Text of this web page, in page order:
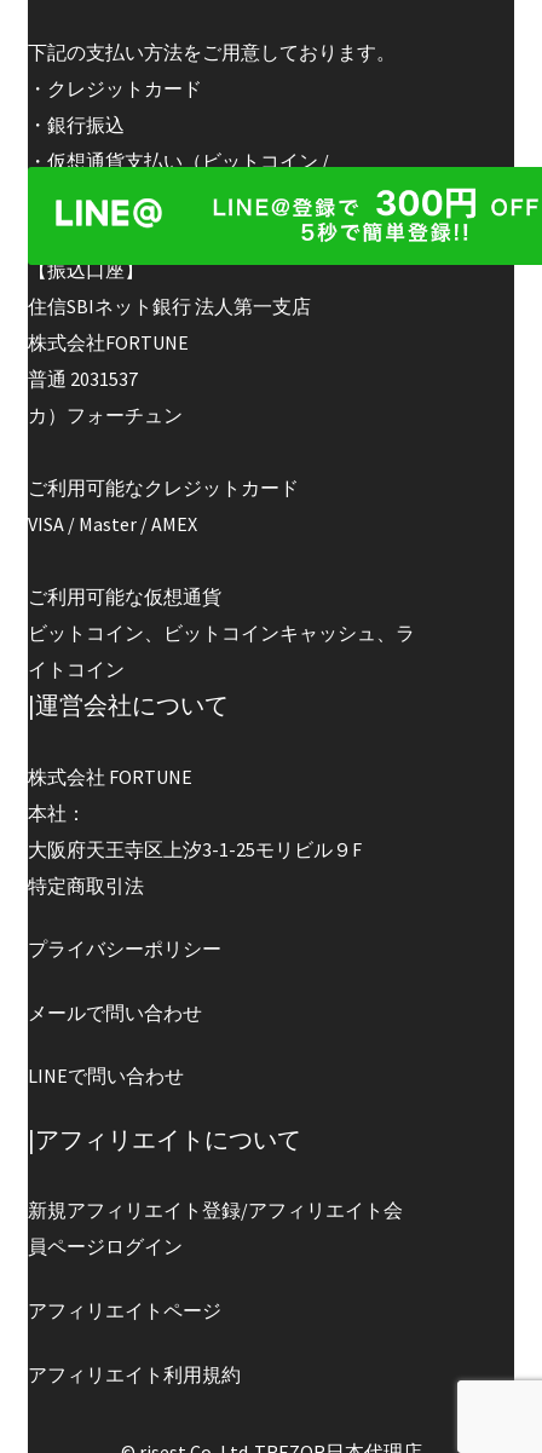
下記の支払い方法をご用意しております。
・クレジットカード
・銀行振込
・仮想通貨支払い（ビットコイン /
アルトコイン）
【振込口座】
住信SBIネット銀行 法人第一支店
株式会社FORTUNE
普通 2031537
カ）フォーチュン
ご利用可能なクレジットカード
VISA / Master / AMEX
ご利用可能な仮想通貨
ビットコイン、ビットコインキャッシュ、ラ
イトコイン
|運営会社について
株式会社 FORTUNE
本社：
大阪府天王寺区上汐3-1-25モリビル９F
特定商取引法
プライバシーポリシー
メールで問い合わせ
LINEで問い合わせ
|アフィリエイトについて
新規アフィリエイト登録/アフィリエイト会
員ページログイン
アフィリエイトページ
アフィリエイト利用規約